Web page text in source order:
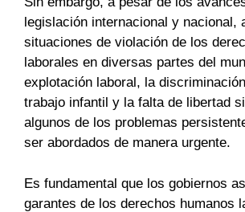
legislación internacional y nacional,
situaciones de violación de los
laborales en diversas partes del
explotación laboral, la
trabajo infantil y la falta de libertad
algunos de los problemas
ser abordados de manera urgente.
Es fundamental que los gobiernos
garantes de los derechos humanos